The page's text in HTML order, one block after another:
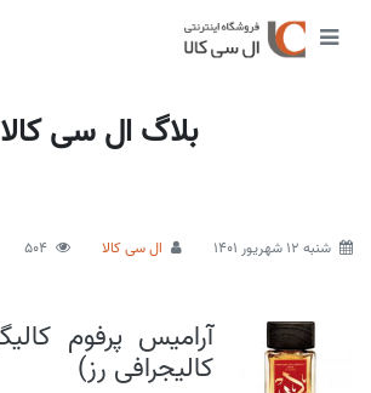
بلاگ ال سی کالا
شنبه 12 شهریور 1401 ال سی کالا 504
آرامیس پرفوم
کالیجرافی رز)